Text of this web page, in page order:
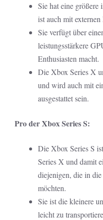
Sie hat eine größere
ist auch mit
Sie verfügt über
leistungsstärkere
Enthusiasten macht.
Die Xbox Series X
und wird auch mit
ausgestattet sein.
Pro der Xbox Series S:
Die Xbox Series S
Series X und damit
diejenigen, die in
möchten.
Sie ist die kleinere
leicht zu